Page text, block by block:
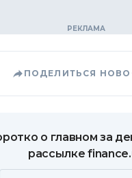
ПОДЕЛИТЬСЯ
о главном за
рассылке